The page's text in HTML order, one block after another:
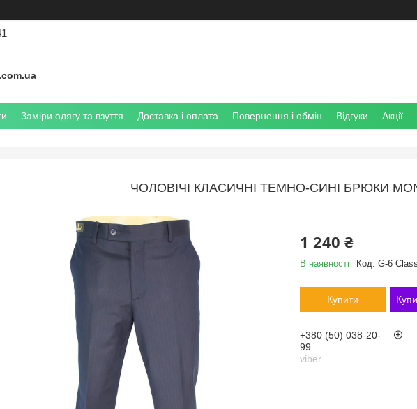
Заміри одягу та взуття Доставка і оплата Повернення і обмін Відгуки Акції
ЧОЛОВІЧІ КЛАСИЧНІ ТЕМНО-СИНІ БРЮКИ
1 240 ₴
В наявності Код: G-6
Купити
+380 (50) 038-20-
99
viber